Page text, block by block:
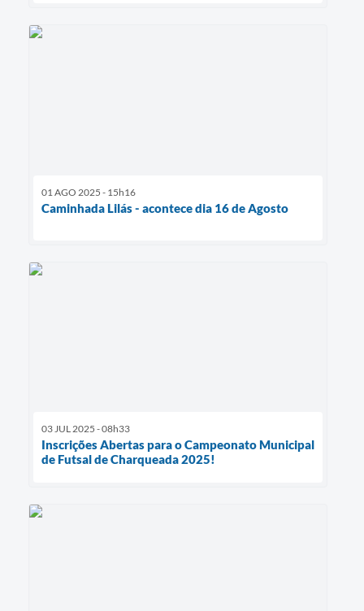
01 AGO 2025 - 15h16
Caminhada Lilás - acontece dia 16 de Agosto
03 JUL 2025 - 08h33
Inscrições Abertas para o Campeonato Municipal
de Futsal de Charqueada 2025!